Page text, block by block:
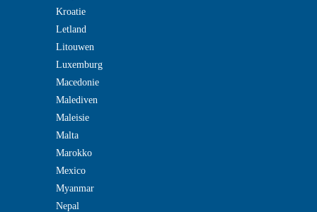
Kroatie
Letland
Litouwen
Luxemburg
Macedonie
Malediven
Maleisie
Malta
Marokko
Mexico
Myanmar
Nepal